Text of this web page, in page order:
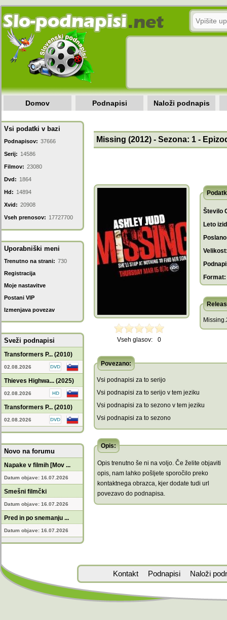
Domov Podnapisi Naloži podnapis
Vsi podatki v bazi
Podnapisov: 37666
Serij: 14586
Filmov: 23080
Dvd: 1864
Hd: 14894
Xvid: 20908
Vseh prenosov: 17727700
Uporabniški meni
Trenutno na strani: 730
Registracija
Moje nastavitve
Postani VIP
Izmenjava povezav
Sveži podnapisi
Transformers P... (2010)
02.08.2026
Thieves Highwa... (2025)
02.08.2026
Transformers P... (2010)
02.08.2026
Novo na forumu
Napake v filmih [Mov ...
Datum objave: 16.07.2026
Smešni filmčki
Datum objave: 16.07.2026
Pred in po snemanju ...
Datum objave: 16.07.2026
Missing (2012) - Sezona: 1 -
Vseh glasov: 0
Število
Leto
Format:
Povezano:
Vsi podnapisi za to serijo
Vsi podnapisi za to serijo v tem jeziku
Vsi podnapisi za to sezono v tem jeziku
Vsi podnapisi za to sezono
Opis:
Opis trenutno še ni na voljo. Če želite objaviti
opis, nam lahko pošljete sporočilo preko
kontaktnega obrazca, kjer dodate tudi url
povezavo do podnapisa.
Kontakt Podnapisi Naloži